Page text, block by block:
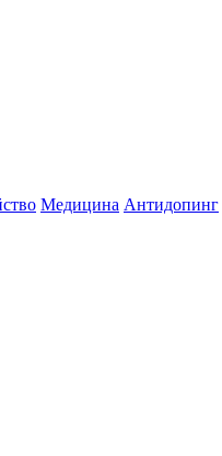
Медицина Антидопинг